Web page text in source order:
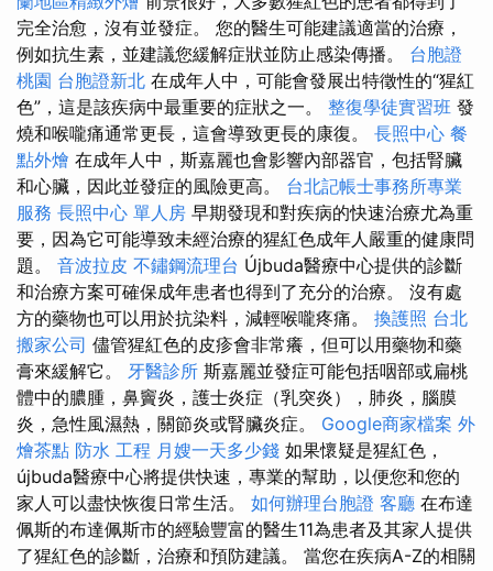
完全治愈，沒有並發症。 您的醫生可能建議適當的治療，
例如抗生素，並建議您緩解症狀並防止感染傳播。 台胞證
桃園 台胞證新北 在成年人中，可能會發展出特徵性的“猩紅
色”，這是該疾病中最重要的症狀之一。 整復學徒實習班 發
燒和喉嚨痛通常更長，這會導致更長的康復。 長照中心 餐
點外燴 在成年人中，斯嘉麗也會影響內部器官，包括腎臟
和心臟，因此並發症的風險更高。 台北記帳士事務所專業
服務 長照中心 單人房 早期發現和對疾病的快速治療尤為重
要，因為它可能導致未經治療的猩紅色成年人嚴重的健康問
題。 音波拉皮 不鏽鋼流理台 Újbuda醫療中心提供的診斷
和治療方案可確保成年患者也得到了充分的治療。 沒有處
方的藥物也可以用於抗染料，減輕喉嚨疼痛。 換護照 台北
搬家公司 儘管猩紅色的皮疹會非常癢，但可以用藥物和藥
膏來緩解它。 牙醫診所 斯嘉麗並發症可能包括咽部或扁桃
體中的膿腫，鼻竇炎，護士炎症（乳突炎），肺炎，腦膜
炎，急性風濕熱，關節炎或腎臟炎症。 Google商家檔案 外
燴茶點 防水 工程 月嫂一天多少錢 如果懷疑是猩紅色，
újbuda醫療中心將提供快速，專業的幫助，以便您和您的
家人可以盡快恢復日常生活。 如何辦理台胞證 客廳 在布達
佩斯的布達佩斯市的經驗豐富的醫生11為患者及其家人提供
了猩紅色的診斷，治療和預防建議。 當您在疾病A-Z的相關